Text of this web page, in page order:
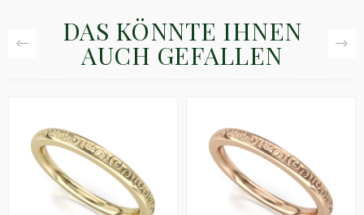
DAS KÖNNTE IHNEN
AUCH GEFALLEN